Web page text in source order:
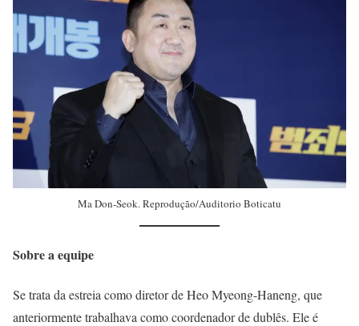
Ma Don-Seok. Reprodução/Auditorio Boticatu
Sobre a equipe
Se trata da estreia como diretor de Heo Myeong-Haneng, que
anteriormente trabalhava como coordenador de dublês. Ele é